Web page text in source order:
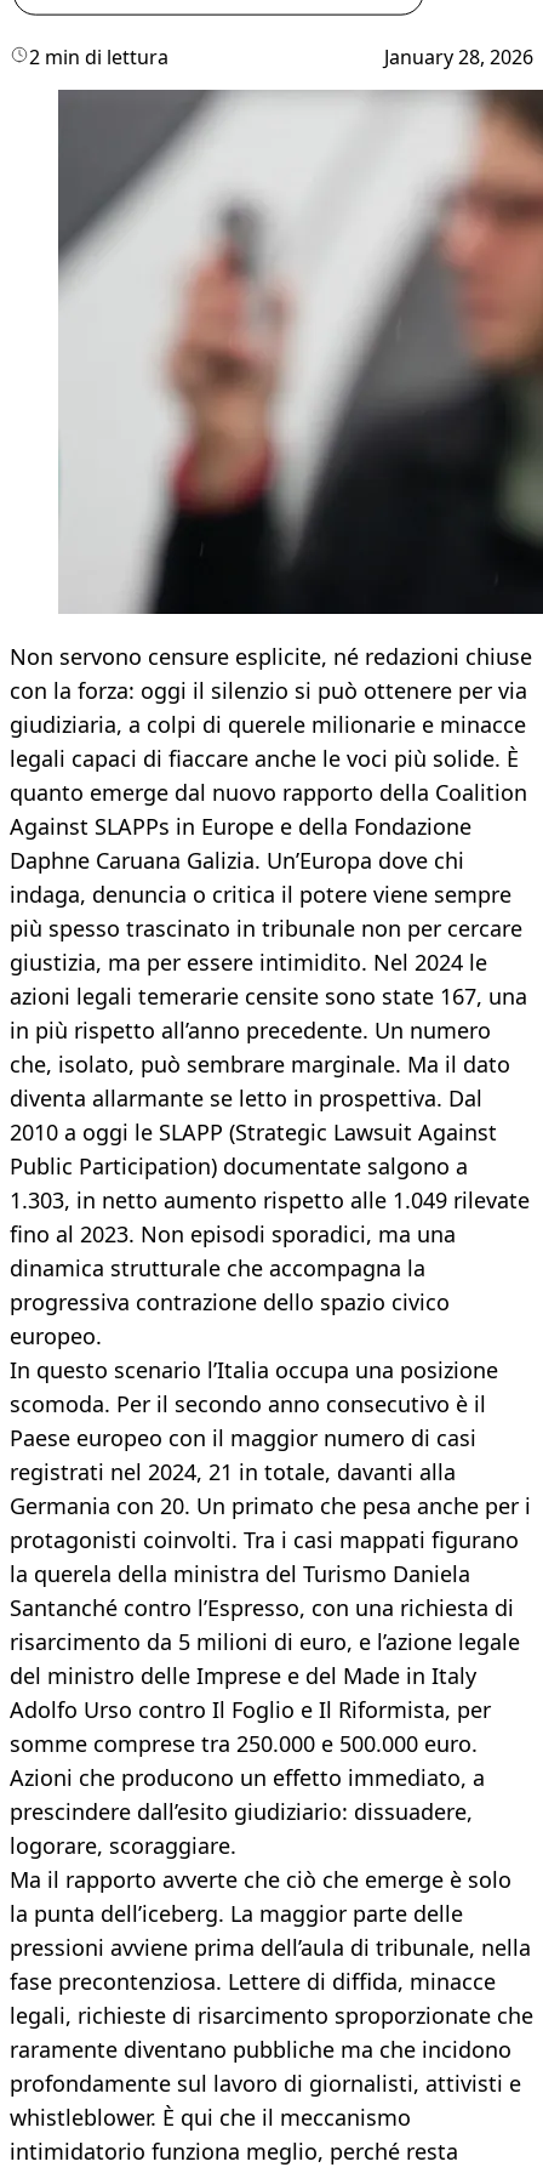
2 min di lettura January 28, 2026
Non servono censure esplicite, né redazioni chiuse
con la forza: oggi il silenzio si può ottenere per via
giudiziaria, a colpi di querele milionarie e minacce
legali capaci di fiaccare anche le voci più solide. È
quanto emerge dal nuovo rapporto della Coalition
Against SLAPPs in Europe e della Fondazione
Daphne Caruana Galizia. Un’Europa dove chi
indaga, denuncia o critica il potere viene sempre
più spesso trascinato in tribunale non per cercare
giustizia, ma per essere intimidito. Nel 2024 le
azioni legali temerarie censite sono state 167, una
in più rispetto all’anno precedente. Un numero
che, isolato, può sembrare marginale. Ma il dato
diventa allarmante se letto in prospettiva. Dal
2010 a oggi le SLAPP (Strategic Lawsuit Against
Public Participation) documentate salgono a
1.303, in netto aumento rispetto alle 1.049 rilevate
fino al 2023. Non episodi sporadici, ma una
dinamica strutturale che accompagna la
progressiva contrazione dello spazio civico
europeo.
In questo scenario l’Italia occupa una posizione
scomoda. Per il secondo anno consecutivo è il
Paese europeo con il maggior numero di casi
registrati nel 2024, 21 in totale, davanti alla
Germania con 20. Un primato che pesa anche per i
protagonisti coinvolti. Tra i casi mappati figurano
la querela della ministra del Turismo Daniela
Santanché contro l’Espresso, con una richiesta di
risarcimento da 5 milioni di euro, e l’azione legale
del ministro delle Imprese e del Made in Italy
Adolfo Urso contro Il Foglio e Il Riformista, per
somme comprese tra 250.000 e 500.000 euro.
Azioni che producono un effetto immediato, a
prescindere dall’esito giudiziario: dissuadere,
logorare, scoraggiare.
Ma il rapporto avverte che ciò che emerge è solo
la punta dell’iceberg. La maggior parte delle
pressioni avviene prima dell’aula di tribunale, nella
fase precontenziosa. Lettere di diffida, minacce
legali, richieste di risarcimento sproporzionate che
raramente diventano pubbliche ma che incidono
profondamente sul lavoro di giornalisti, attivisti e
whistleblower. È qui che il meccanismo
intimidatorio funziona meglio, perché resta